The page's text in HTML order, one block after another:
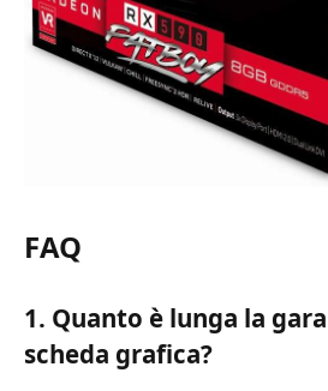
FAQ
1. Quanto è lunga la
scheda grafica?